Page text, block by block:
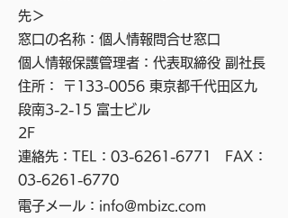
先＞
窓口の名称：個人情報問合せ窓口
個人情報保護管理者：代表取締役 副社長
住所： 〒133-0056 東京都千代田区九
段南3-2-15 富士ビル
2F
連絡先：TEL：03-6261-6771 FAX：
03-6261-6770
電子メール： info@mbizc.com